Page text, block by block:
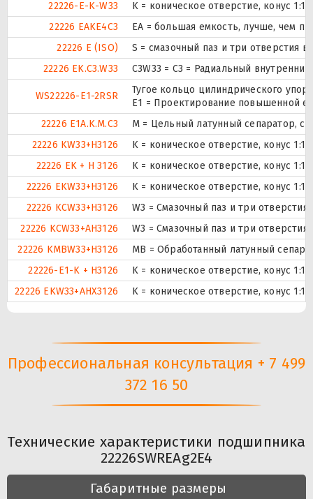
22226-E-K-W33
K = коническое отверстие, конус
22226 EAKE4C3
EA = большая емкость, лучше, чем
22226 E (ISO)
S = смазочный паз и три отверстия
22226 EK.C3.W33
C3W33 = C3 = Радиальный
WS22226-E1-2RSR
Тугое кольцо цилиндрического
E1 = Проектирование повышенной
22226 E1A.K.M.C3
M = Цельный латунный сепаратор,
22226 KW33+H3126
K = коническое отверстие, конус
22226 EK + H 3126
K = коническое отверстие, конус
22226 EKW33+H3126
K = коническое отверстие, конус
22226 KCW33+H3126
W3 = Смазочный паз и три
22226 KCW33+AH3126
W3 = Смазочный паз и три
22226 KMBW33+H3126
MB = Обработанный латунный
22226-E1-K + H3126
K = коническое отверстие, конус
22226 EKW33+AHX3126
K = коническое отверстие, конус
Профессиональная консультация + 7 499
372 16 50
Технические характеристики подшипника
22226SWREAg2E4
Габаритные размеры